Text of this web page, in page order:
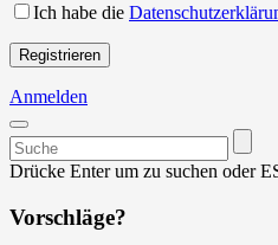
Ich habe die
Registrieren
Anmelden
Suchen
nach:
Drücke Enter um zu suchen oder
Vorschläge?